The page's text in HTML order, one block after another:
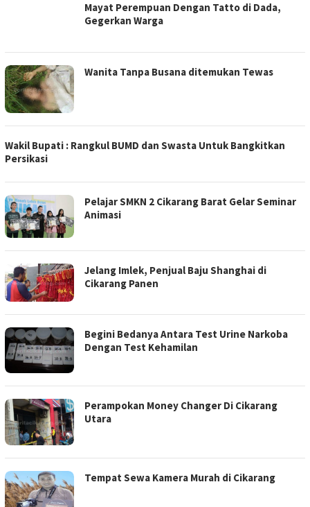
Mayat Perempuan Dengan Tatto di Dada,
Gegerkan Warga
Wanita Tanpa Busana ditemukan Tewas
Wakil Bupati : Rangkul BUMD dan Swasta Untuk Bangkitkan
Persikasi
Pelajar SMKN 2 Cikarang Barat Gelar Seminar
Animasi
Jelang Imlek, Penjual Baju Shanghai di
Cikarang Panen
Begini Bedanya Antara Test Urine Narkoba
Dengan Test Kehamilan
Perampokan Money Changer Di Cikarang
Utara
Tempat Sewa Kamera Murah di Cikarang